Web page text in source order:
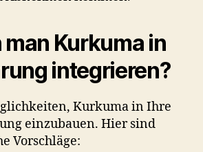
Kurkuma in
integrieren?
Kurkuma in Ihre
einzubauen. Hier sind
Vorschläge: